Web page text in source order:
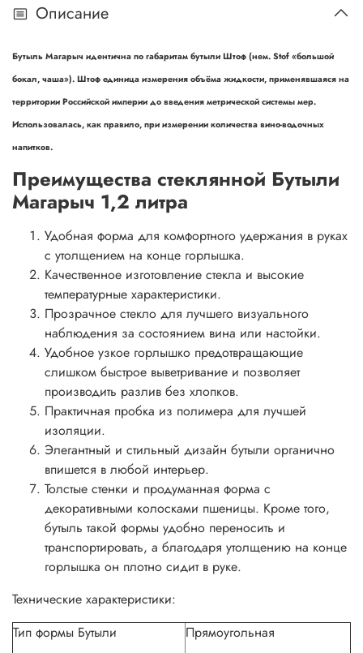
Описание
Бутыль Магарыч идентична по габаритам бутыли Штоф (нем. Stof «большой
бокал, чаша»). Штоф единица измерения объёма жидкости, применявшаяся на
территории Российской империи до введения метрической системы мер.
Использовалась, как правило, при измерении количества вино-водочных
напитков.
Преимущества стеклянной Бутыли
Магарыч 1,2 литра
Удобная форма для комфортного удержания в руках
с утолщением на конце горлышка.
Качественное изготовление стекла и высокие
температурные характеристики.
Прозрачное стекло для лучшего визуального
наблюдения за состоянием вина или настойки.
Удобное узкое горлышко предотвращающие
слишком быстрое выветривание и позволяет
производить разлив без хлопков.
Практичная пробка из полимера для лучшей
изоляции.
Элегантный и стильный дизайн бутыли органично
впишется в любой интерьер.
Толстые стенки и продуманная форма с
декоративными колосками пшеницы. Кроме того,
бутыль такой формы удобно переносить и
транспортировать, а благодаря утолщению на конце
горлышка он плотно сидит в руке.
Технические характеристики:
Тип формы Бутыли
Прямоугольная